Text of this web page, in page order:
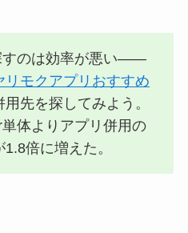
すのは効率が悪い——
リモクアプリおすすめ
用先を探してみよう。
体よりアプリ併用の
倍に増えた。